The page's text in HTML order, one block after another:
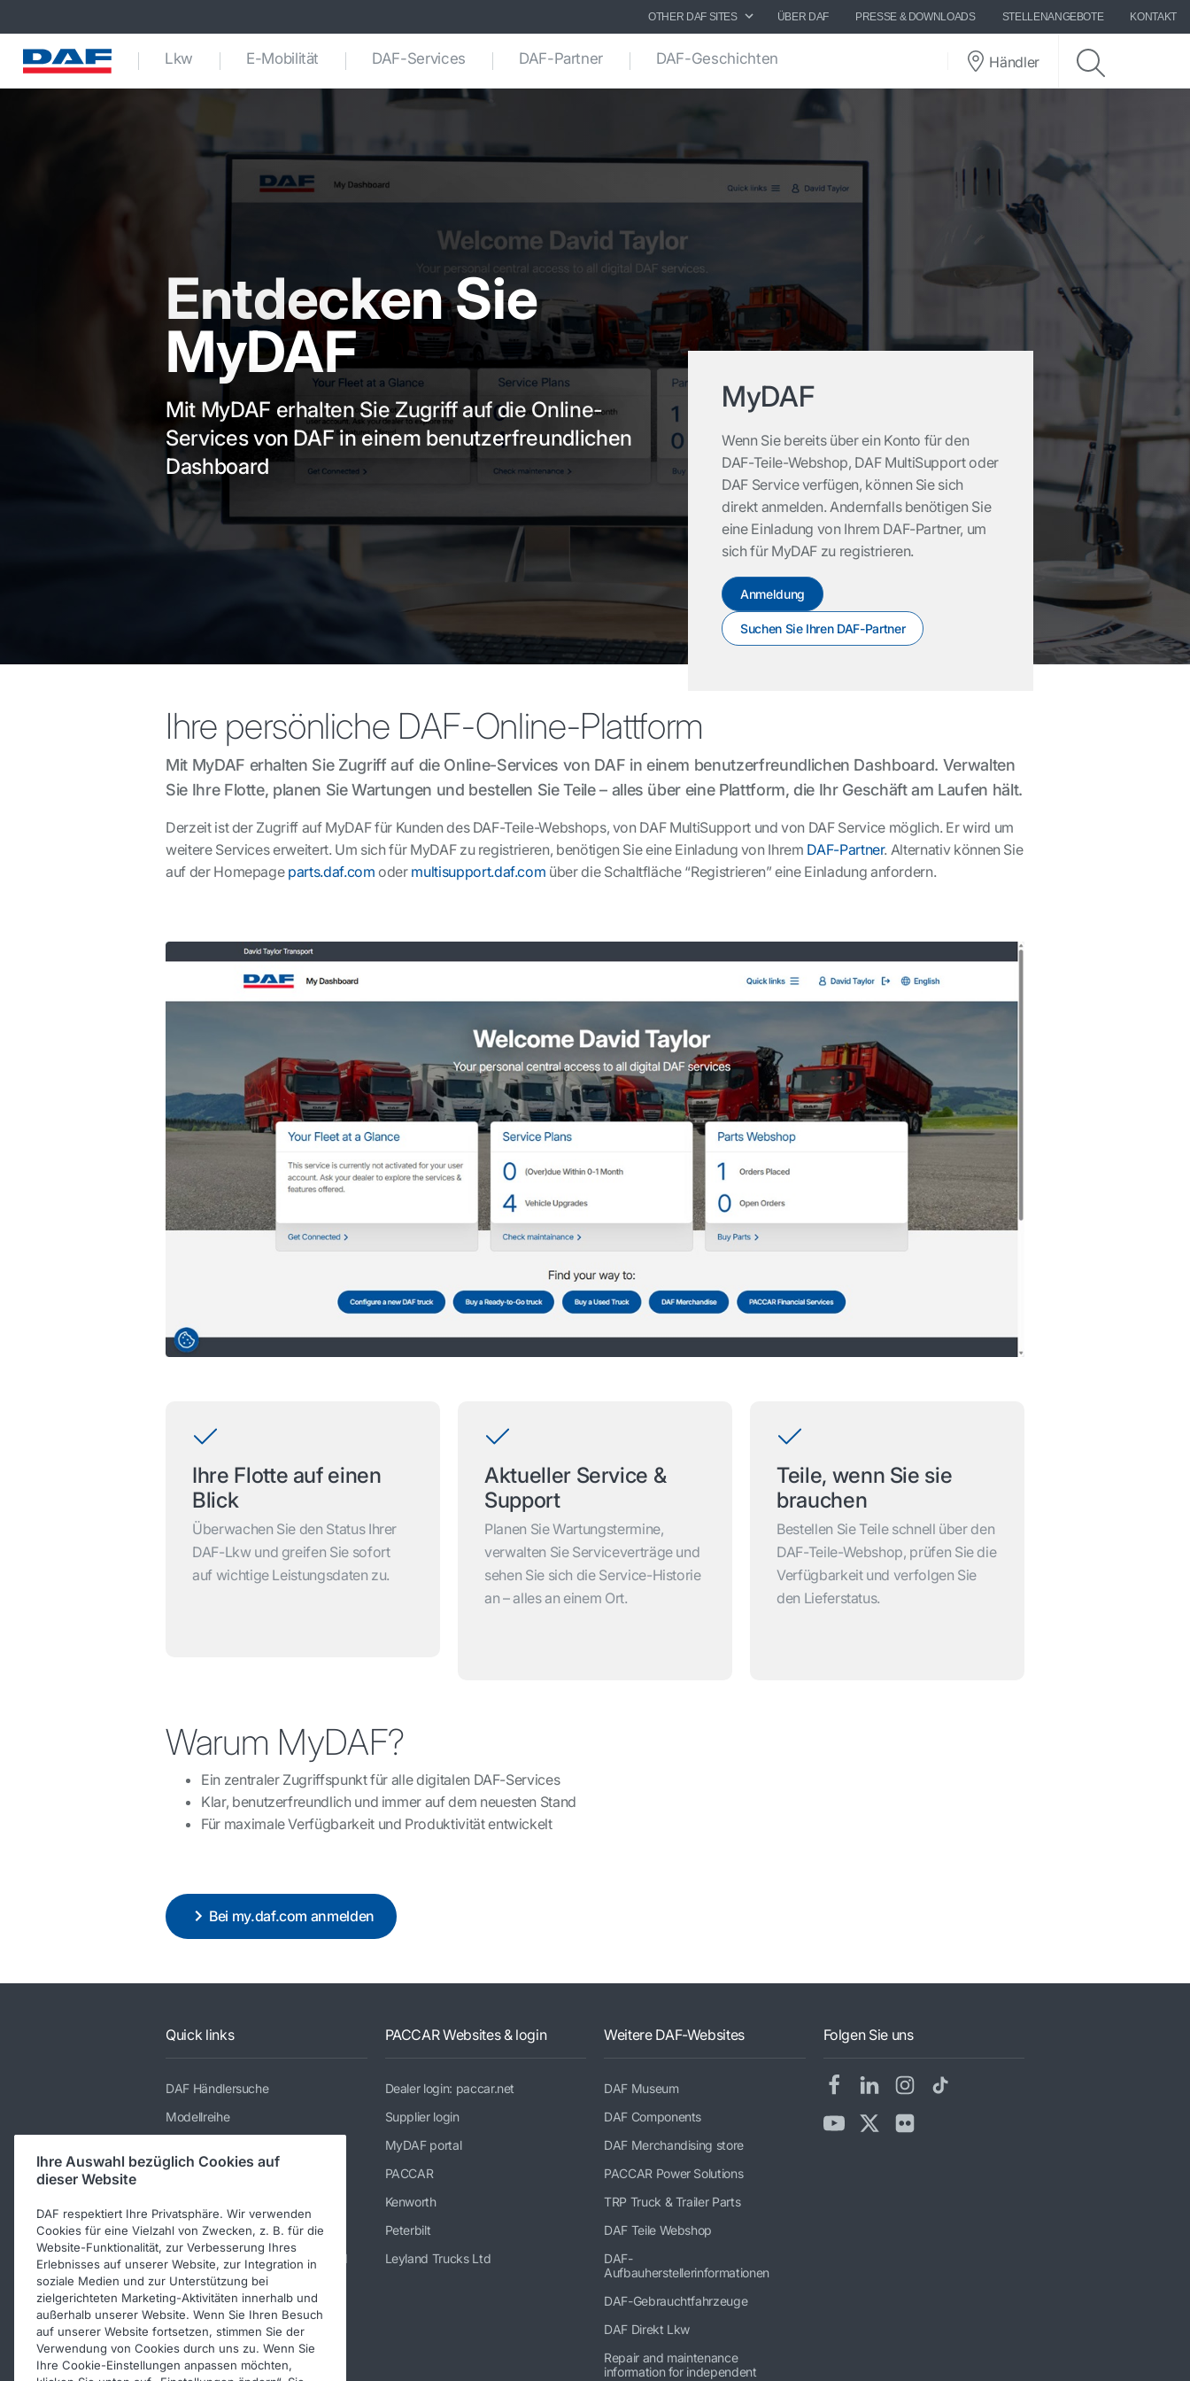
OTHER DAF SITES ÜBER DAF PRESSE & DOWNLOADS STELLENANGEBOTE KONTAKT
Lkw E-Mobilität DAF-Services DAF-Partner DAF-Geschichten Händler
Entdecken Sie
MyDAF
Mit MyDAF erhalten Sie Zugriff auf die Online-
Services von DAF in einem benutzerfreundlichen
Dashboard
MyDAF
Wenn Sie bereits über ein Konto für den
DAF-Teile-Webshop, DAF MultiSupport oder
DAF Service verfügen, können Sie sich
direkt anmelden. Andernfalls benötigen Sie
eine Einladung von Ihrem DAF-Partner, um
sich für MyDAF zu registrieren.
Anmeldung
Suchen Sie Ihren DAF-Partner
Ihre persönliche DAF-Online-Plattform
Mit MyDAF erhalten Sie Zugriff auf die Online-Services von DAF in einem benutzerfreundlichen Dashboard. Verwalten
Sie Ihre Flotte, planen Sie Wartungen und bestellen Sie Teile – alles über eine Plattform, die Ihr Geschäft am Laufen hält.
Derzeit ist der Zugriff auf MyDAF für Kunden des DAF-Teile-Webshops, von DAF MultiSupport und von DAF Service möglich. Er wird um
weitere Services erweitert. Um sich für MyDAF zu registrieren, benötigen Sie eine Einladung von Ihrem DAF-Partner. Alternativ können Sie
auf der Homepage parts.daf.com oder multisupport.daf.com über die Schaltfläche “Registrieren” eine Einladung anfordern.
Ihre Flotte auf einen
Blick
Überwachen Sie den Status Ihrer
DAF-Lkw und greifen Sie sofort
auf wichtige Leistungsdaten zu.
Aktueller Service &
Support
Planen Sie Wartungstermine,
verwalten Sie Serviceverträge und
sehen Sie sich die Service-Historie
an – alles an einem Ort.
Teile, wenn Sie sie
brauchen
Bestellen Sie Teile schnell über den
DAF-Teile-Webshop, prüfen Sie die
Verfügbarkeit und verfolgen Sie
den Lieferstatus.
Warum MyDAF?
Ein zentraler Zugriffspunkt für alle digitalen DAF-Services
Klar, benutzerfreundlich und immer auf dem neuesten Stand
Für maximale Verfügbarkeit und Produktivität entwickelt
Bei my.daf.com anmelden
Quick links
DAF Händlersuche
Modellreihe
Presse und Downloads
Über DAF
Kontakt DAF Trucks Deutschland
Impressum
Verhaltenskodex
PACCAR Websites & login
Dealer login: paccar.net
Supplier login
MyDAF portal
PACCAR
Kenworth
Peterbilt
Leyland Trucks Ltd
Weitere DAF-Websites
DAF Museum
DAF Components
DAF Merchandising store
PACCAR Power Solutions
TRP Truck & Trailer Parts
DAF Teile Webshop
DAF-
Aufbauherstellerinformationen
DAF-Gebrauchtfahrzeuge
DAF Direkt Lkw
Repair and maintenance
information for independent
Folgen Sie uns
Ihre Auswahl bezüglich Cookies auf
dieser Website
DAF respektiert Ihre Privatsphäre. Wir verwenden
Cookies für eine Vielzahl von Zwecken, z. B. für die
Website-Funktionalität, zur Verbesserung Ihres
Erlebnisses auf unserer Website, zur Integration in
soziale Medien und zur Unterstützung bei
zielgerichteten Marketing-Aktivitäten innerhalb und
außerhalb unserer Website. Wenn Sie Ihren Besuch
auf unserer Website fortsetzen, stimmen Sie der
Verwendung von Cookies durch uns zu. Wenn Sie
Ihre Cookie-Einstellungen anpassen möchten,